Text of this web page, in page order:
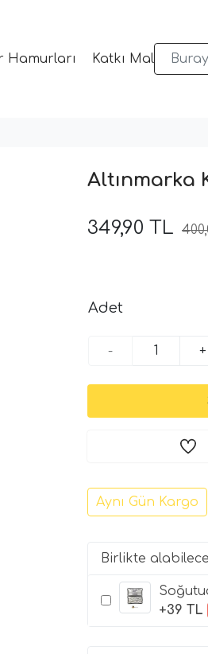
Hamurları Katkı Malzemeleri
Altınmarka
349,90 TL
Adet
- +
Aynı Gün Kargo
Birlikte
+39 TL